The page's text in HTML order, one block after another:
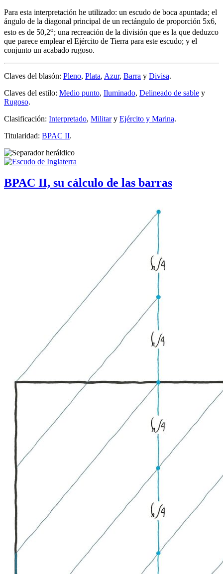
Para esta interpretación he utilizado: un escudo de boca apuntada; el
ángulo de la diagonal principal de un rectángulo de proporción 5x6,
esto es de 50,2o; una recreación de la división que es la que deduzco
que parece emplear el Ejército de Tierra para este escudo; y el
conjunto un acabado rugoso.
Claves del blasón: Pleno, Plata, Azur, Barra y Divisa.
Claves del estilo: Medio punto, Iluminado, Delineado de sable y
Rugoso.
Clasificación: Interpretado, Military Ejército y Marina.
Titularidad: BPAC II.
BPAC II, su cálculo de las barras